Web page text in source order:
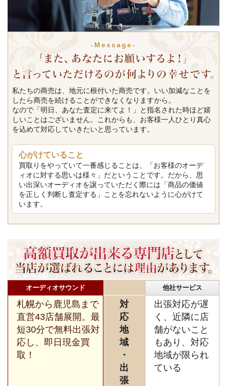
-Message-
私たちの商売は、地元に根付いた商売です。いい加減なことを
したら商売を続けることができなくなりますから。
なので「明日、あなた査定に来てよ！」と指名された時ほど嬉
しいことはございません。これからも、お客様一人ひとり真心
を込めて対応していきたいと思っています。
心がけていること
買取りをやっていて一番感じることは、「お客様のオーデ
ィオに対する思いは様々」だということです。だから、思
い出深いオーディオを譲っていただく際には「商品の価値
を正しく判断し査定する」ことを忘れないように心がけて
います。
オーディオサウンド 他社サービス
札幌から鹿児島まで
直営43店舗展開。最
短30分で無料出張対
応し、即日現金買
取！
対
応
地
域
・
出
張
出張対応が遅
く、近隣に店
舗がないこと
もあり、対応
地域が限られ
ている